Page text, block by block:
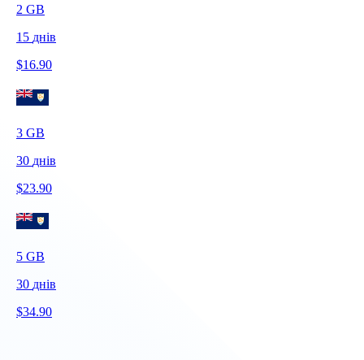
2 GB
15 днів
$16.90
3 GB
30 днів
$23.90
5 GB
30 днів
$34.90